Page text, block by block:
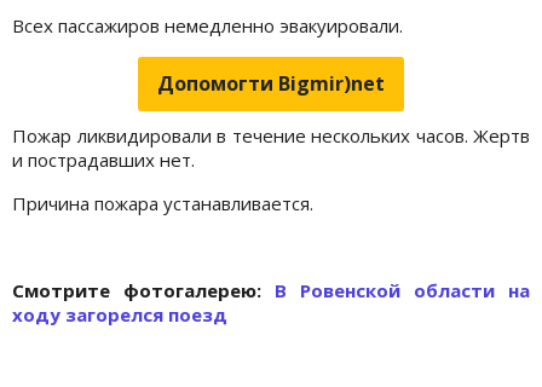
Всех пассажиров немедленно эвакуировали.
Допомогти Bigmir)net
Пожар ликвидировали в течение нескольких часов. Жертв
и пострадавших нет.
Причина пожара устанавливается.
Cмотрите фотогалерею: В Ровенской области на
ходу загорелся поезд